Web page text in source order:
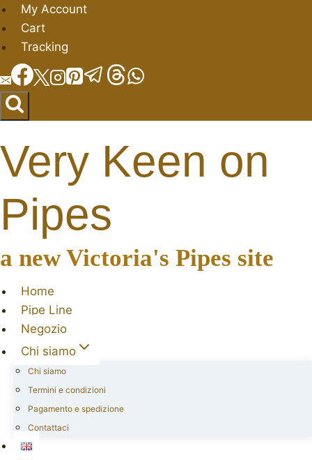
Salta
al
contenuto
My Account
Cart
Tracking
Very Keen on
Pipes
a new Victoria's Pipes site
Home
Pipe Line
Negozio
Chi siamo
Chi siamo
Termini e condizioni
Pagamento e spedizione
Contattaci